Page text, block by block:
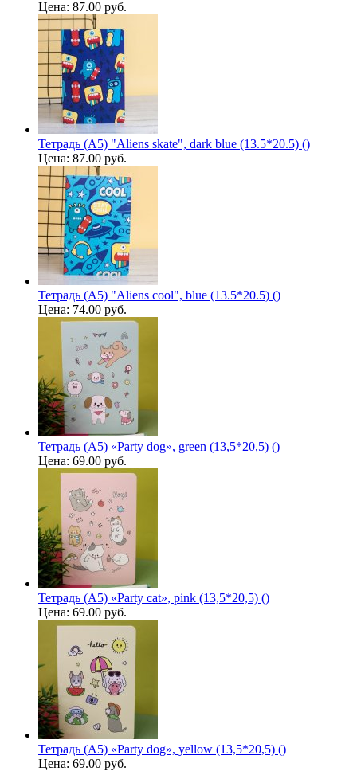
Цена: 87.00 руб.
Тетрадь (A5) "Aliens skate", dark blue (13.5*20.5) ()
Цена: 87.00 руб.
Тетрадь (A5) "Aliens cool", blue (13.5*20.5) ()
Цена: 74.00 руб.
Тетрадь (A5) «Party dog», green (13,5*20,5) ()
Цена: 69.00 руб.
Тетрадь (A5) «Party cat», pink (13,5*20,5) ()
Цена: 69.00 руб.
Тетрадь (A5) «Party dog», yellow (13,5*20,5) ()
Цена: 69.00 руб.